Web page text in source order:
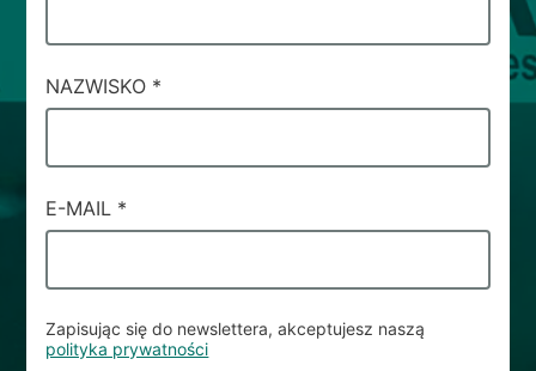
NAZWISKO *
E-MAIL *
Zapisując się do newslettera, akceptujesz naszą
polityka prywatności